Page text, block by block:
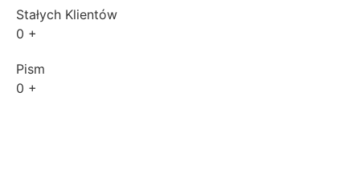
Stałych Klientów
0 +
Pism
0 +